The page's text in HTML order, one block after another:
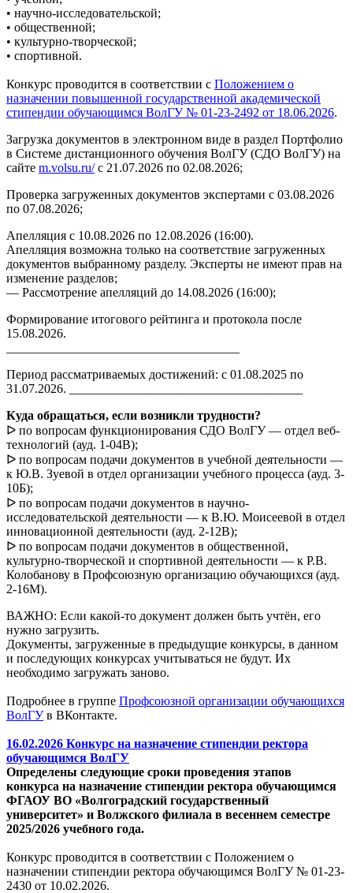
• научно-исследовательской;
• общественной;
• культурно-творческой;
• спортивной.
Конкурс проводится в соответствии с Положением о
назначении повышенной государственной академической
стипендии обучающимся ВолГУ№ 01-23-2492 от 18.06.2026.
Загрузка документов в электронном виде в раздел Портфолио
в Системе дистанционного обучения ВолГУ (СДО ВолГУ) на
сайте m.volsu.ru/с 21.07.2026 по 02.08.2026;
Проверка загруженных документов экспертами с 03.08.2026
по 07.08.2026;
Апелляция с 10.08.2026 по 12.08.2026 (16:00).
Апелляция возможна только на соответствие загруженных
документов выбранному разделу. Эксперты не имеют прав на
изменение разделов;
— Рассмотрение апелляций до 14.08.2026 (16:00);
Формирование итогового рейтинга и протокола после
15.08.2026.
Период рассматриваемых достижений: с 01.08.2025 по
31.07.2026. _____________________________________
Куда обращаться, если возникли трудности?
ᐅ по вопросам функционирования СДО ВолГУ — отдел веб-
технологий (ауд. 1-04В);
ᐅ по вопросам подачи документов в учебной деятельности —
к Ю.В. Зуевой в отдел организации учебного процесса (ауд. 3-
10Б);
ᐅ по вопросам подачи документов в научно-
исследовательской деятельности — к В.Ю. Моисеевой в отдел
инновационной деятельности (ауд. 2-12В);
ᐅ по вопросам подачи документов в общественной,
культурно-творческой и спортивной деятельности — к Р.В.
Колобанову в Профсоюзную организацию обучающихся (ауд.
2-16М).
ВАЖНО: Если какой-то документ должен быть учтён, его
нужно загрузить.
Документы, загруженные в предыдущие конкурсы, в данном
и последующих конкурсах учитываться не будут. Их
необходимо загружать заново.
Подробнее в группе Профсоюзной организации обучающихся
ВолГУв ВКонтакте.
16.02.2026 Конкурс на назначение стипендии ректора
обучающимся ВолГУ
Определены следующие сроки проведения этапов
конкурса на назначение стипендии ректора обучающимся
ФГАОУ ВО «Волгоградский государственный
университет» и Волжского филиала в весеннем семестре
2025/2026 учебного года.
Конкурс проводится в соответствии с Положением о
назначении стипендии ректора обучающимся ВолГУ № 01-23-
2430 от 10.02.2026.